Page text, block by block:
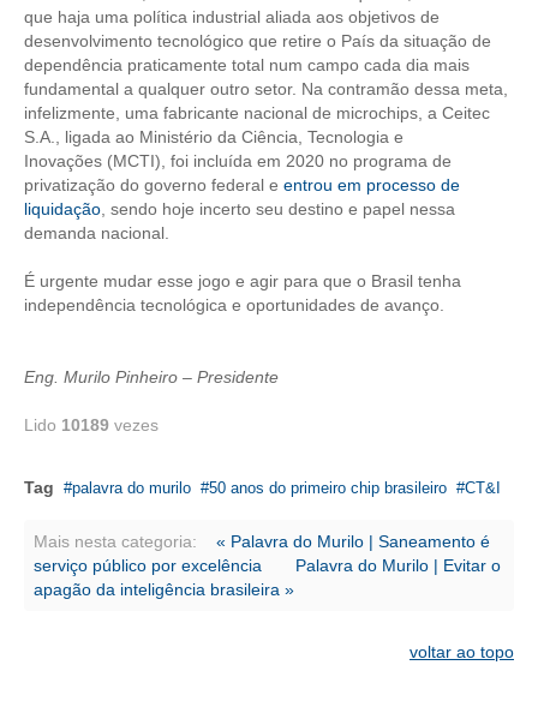
CONTATO
CURSOS
ENGENHEIRO EMPREENDEDOR
SEESP EDUCAÇÃO
PLATAFORMAS GRATUITAS
BENEFÍCIOS
CONVÊNIOS
SEESPPREV
CONSÓRCIOS
CAMPANHAS SALARIAIS
que haja uma política industrial aliada aos objetivos de
desenvolvimento tecnológico que retire o País da situação de
dependência praticamente total num campo cada dia mais
fundamental a qualquer outro setor. Na contramão dessa meta,
infelizmente, uma fabricante nacional de microchips, a Ceitec
S.A., ligada ao Ministério da Ciência, Tecnologia e​
Inovações (MCTI), foi incluída em 2020 no programa de
privatização do governo federal e entrou em processo de
liquidação, sendo hoje incerto seu destino e papel nessa
demanda nacional.
É urgente mudar esse jogo e agir para que o Brasil tenha
independência tecnológica e oportunidades de avanço.
Eng. Murilo Pinheiro – Presidente
Lido 10189 vezes
Tag palavra do murilo 50 anos do primeiro chip brasileiro CT&I
Mais nesta categoria:
« Palavra do Murilo | Saneamento é
serviço público por excelência
Palavra do Murilo | Evitar o
apagão da inteligência brasileira »
voltar ao topo